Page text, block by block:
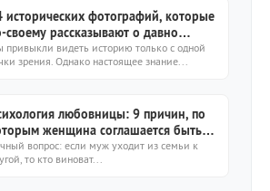
исторических фотографий, которые
своему рассказывают о давно
событиях
привыкли видеть историю только с одной
зрения. Однако настоящее знание...
любовницы: 9 причин, по
женщина соглашается быть
вопрос: если муж уходит из семьи к
то кто виноват...